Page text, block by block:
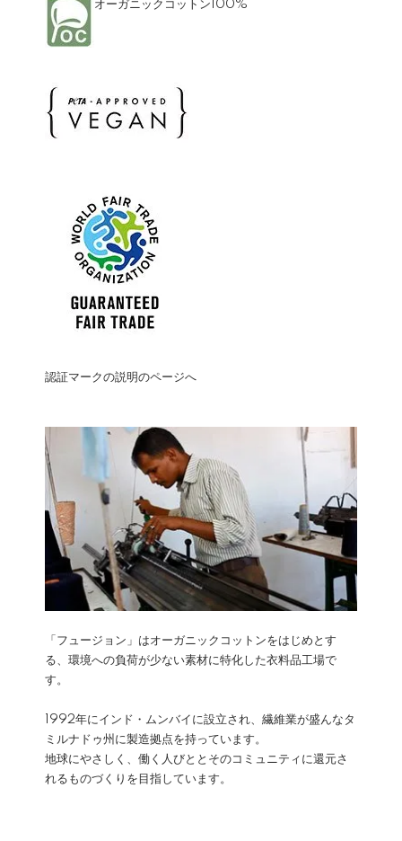
オーガニックコットン100%
認証マークの説明のページへ
「フュージョン」はオーガニックコットンをはじめとす
る、環境への負荷が少ない素材に特化した衣料品工場で
す。
1992年にインド・ムンバイに設立され、繊維業が盛んなタ
ミルナドゥ州に製造拠点を持っています。
地球にやさしく、働く人びととそのコミュニティに還元さ
れるものづくりを目指しています。